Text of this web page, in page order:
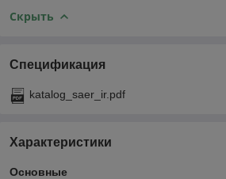
Скрыть
Спецификация
katalog_saer_ir.pdf
Характеристики
Основные